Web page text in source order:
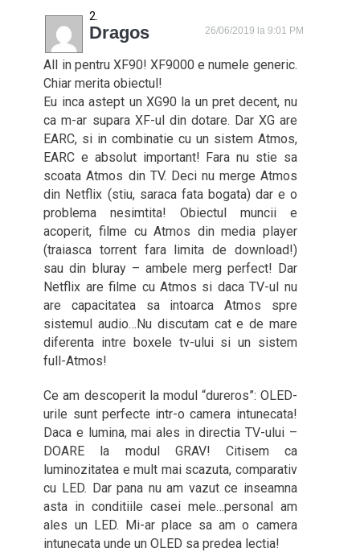
Dragos 26/06/2019 la 9:01 PM
All in pentru XF90! XF9000 e numele generic.
Chiar merita obiectul!
Eu inca astept un XG90 la un pret decent, nu
ca m-ar supara XF-ul din dotare. Dar XG are
EARC, si in combinatie cu un sistem Atmos,
EARC e absolut important! Fara nu stie sa
scoata Atmos din TV. Deci nu merge Atmos
din Netflix (stiu, saraca fata bogata) dar e o
problema nesimtita! Obiectul muncii e
acoperit, filme cu Atmos din media player
(traiasca torrent fara limita de download!)
sau din bluray – ambele merg perfect! Dar
Netflix are filme cu Atmos si daca TV-ul nu
are capacitatea sa intoarca Atmos spre
sistemul audio…Nu discutam cat e de mare
diferenta intre boxele tv-ului si un sistem
full-Atmos!
Ce am descoperit la modul “dureros”: OLED-
urile sunt perfecte intr-o camera intunecata!
Daca e lumina, mai ales in directia TV-ului –
DOARE la modul GRAV! Citisem ca
luminozitatea e mult mai scazuta, comparativ
cu LED. Dar pana nu am vazut ce inseamna
asta in conditiile casei mele…personal am
ales un LED. Mi-ar place sa am o camera
intunecata unde un OLED sa predea lectia!